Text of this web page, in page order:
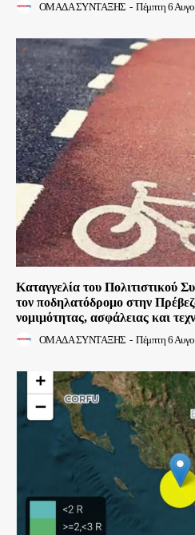
ΟΜΑΔΑ ΣΥΝΤΑΞΗΣ - Πέμπτη 6
Καταγγελία του Πολιτιστικού
τον ποδηλατόδρομο στην
νομιμότητας, ασφάλειας και
ΟΜΑΔΑ ΣΥΝΤΑΞΗΣ - Πέμπτη 6